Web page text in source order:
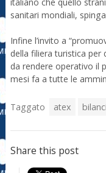
italiano che quello
sanitari mondiali,
Infine l’invito a
della filiera turistica per
da rendere operativo il
mesi fa a tutte le
Taggato atex
Share this post